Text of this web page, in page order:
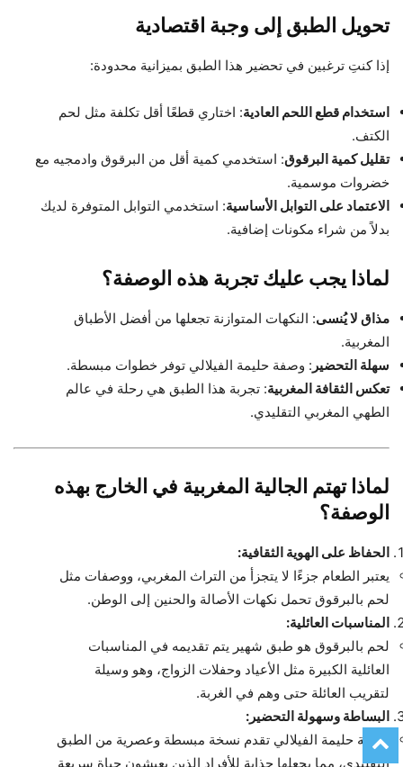
تحويل الطبق إلى وجبة اقتصادية
إذا كنتِ ترغبين في تحضير هذا الطبق بميزانية محدودة:
استخدام قطع اللحم العادية: اختاري قطعًا أقل تكلفة مثل لحم
الكتف.
تقليل كمية البرقوق: استخدمي كمية أقل من البرقوق وادمجيه مع
خضروات موسمية.
الاعتماد على التوابل الأساسية: استخدمي التوابل المتوفرة لديك
بدلاً من شراء مكونات إضافية.
لماذا يجب عليك تجربة هذه الوصفة؟
مذاق لا يُنسى: النكهات المتوازنة تجعلها من أفضل الأطباق
المغربية.
سهلة التحضير : وصفة حليمة الفيلالي توفر خطوات مبسطة.
تعكس الثقافة المغربية: تجربة هذا الطبق هي رحلة في عالم
الطهي المغربي التقليدي.
لماذا تهتم الجالية المغربية في الخارج بهذه
الوصفة؟
الحفاظ على الهوية الثقافية:
يعتبر الطعام جزءًا لا يتجزأ من التراث المغربي، ووصفات مثل
لحم بالبرقوق تحمل نكهات الأصالة والحنين إلى الوطن.
المناسبات العائلية:
لحم بالبرقوق هو طبق شهير يتم تقديمه في المناسبات
العائلية الكبيرة مثل الأعياد وحفلات الزواج، وهو وسيلة
لتقريب العائلة حتى وهم في الغربة.
البساطة وسهولة التحضير:
وصفة حليمة الفيلالي تقدم نسخة مبسطة وعصرية من الطبق
التقليدي، مما يجعلها جذابة للأفراد الذين يعيشون حياة سريعة